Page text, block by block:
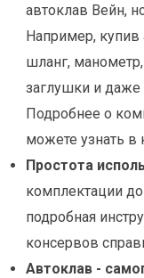
автоклав Вейн,
Например, купив
шланг,
заглушки и
Подробнее о
можете узнать в
Простота
комплектации
подробная
консервов
Автоклав -